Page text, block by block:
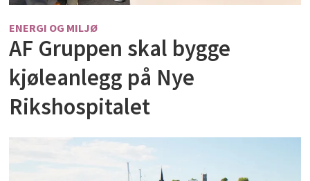
ENERGI OG MILJØ
AF Gruppen skal bygge
kjøleanlegg på Nye
Rikshospitalet